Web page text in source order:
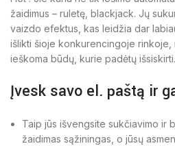
žaidimus – ruletę, blackjack. Jų
vaizdo efektus, kas leidžia dar
išlikti šioje konkurencingoje
ieškoma būdų, kurie padėtų išsiskirti.
Įvesk savo el. paštą ir
Taip jūs išvengsite sukčiavimo ir
žaidimas sąžiningas, o jūsų